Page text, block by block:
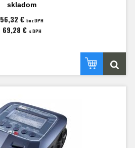
skladom
56,32 € bez DPH
69,28 € s DPH